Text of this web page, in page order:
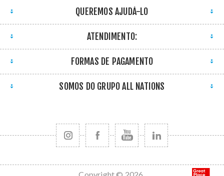
QUEREMOS AJUDÁ-LO
ATENDIMENTO:
FORMAS DE PAGAMENTO
SOMOS DO GRUPO ALL NATIONS